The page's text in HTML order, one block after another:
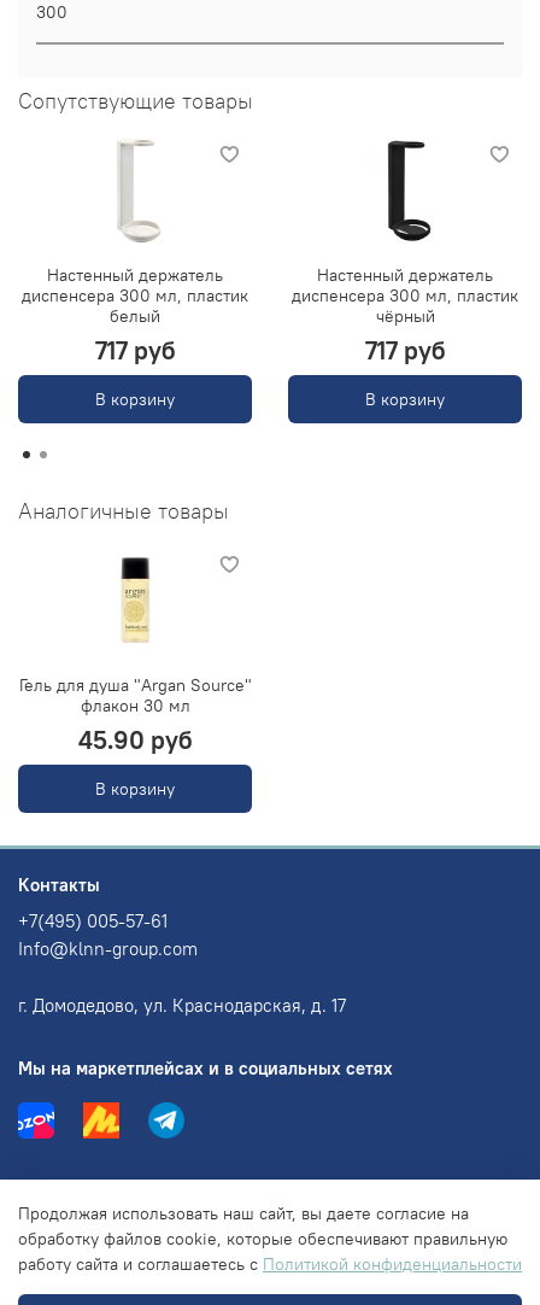
300
Сопутствующие товары
Настенный держатель
диспенсера 300 мл, пластик
белый
717 руб
В корзину
Настенный держатель
диспенсера 300 мл, пластик
чёрный
717 руб
В корзину
Аналогичные товары
Гель для душа "Argan Source"
флакон 30 мл
45.90 руб
В корзину
Информация
Правовая информация
Контакты
+7(495) 005-57-61
Info@klnn-group.com
г. Домодедово, ул. Краснодарская, д. 17
Мы на маркетплейсах и в социальных сетях
Продолжая использовать наш сайт, вы даете согласие на
обработку файлов cookie, которые обеспечивают правильную
работу сайта и соглашаетесь с Политикой конфиденциальности